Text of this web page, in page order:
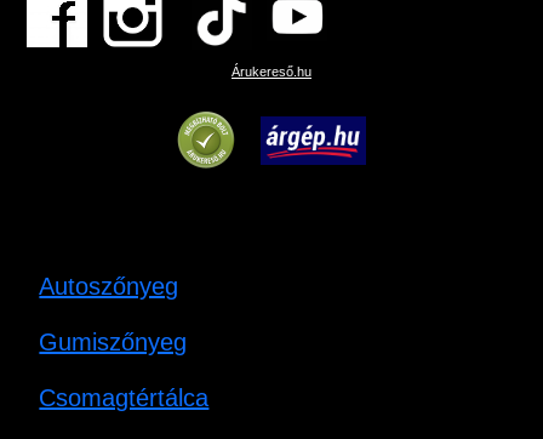
Árukereső.hu
Autoszőnyeg
Gumiszőnyeg
Csomagtértálca